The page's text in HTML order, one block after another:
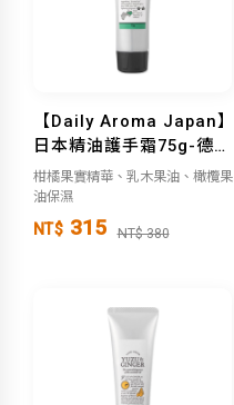
【Daily Aroma Japan】
日本精油護手霜75g-德島
縣酢橘
柑橘果實精華、乳木果油、橄欖果
油保濕
NT$ 315 NT$ 380